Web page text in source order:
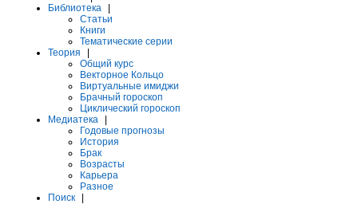
Библиотека
Статьи
Книги
Тематические серии
Теория
Общий курс
Векторное Кольцо
Виртуальные имиджи
Брачный гороскоп
Циклический гороскоп
Медиатека
Годовые прогнозы
История
Брак
Возрасты
Карьера
Разное
Поиск